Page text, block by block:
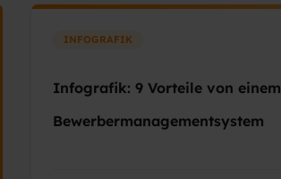
INFOGRAFIK
Infografik: 9 Vorteile von einem
Bewerbermanagementsystem